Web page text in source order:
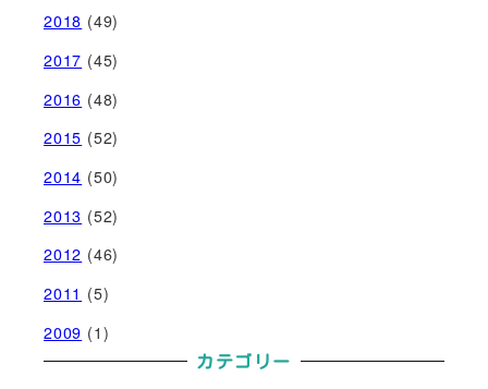
2018 (49)
2017 (45)
2016 (48)
2015 (52)
2014 (50)
2013 (52)
2012 (46)
2011 (5)
2009 (1)
カテゴリー